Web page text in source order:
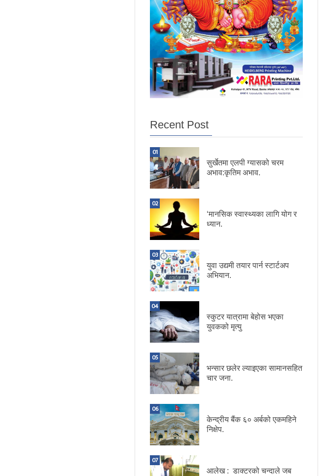
Recent Post
01
सुर्खेतमा एलपी ग्यासको चरम
अभाव:कृतिम अभाव.
02
‘मानसिक स्वास्थ्यका लागि योग र
ध्यान.
03
युवा उद्यमी तयार पार्न स्टार्टअप
अभियान.
04
स्कुटर यात्रामा बेहोस भएका
युवकको मृत्यु
05
भन्सार छलेर ल्याइएका सामानसहित
चार जना.
06
केन्द्रीय बैंक ६० अर्बको एकमहिने
निक्षेप.
07
आलेख : डाक्टरको चन्दाले जब